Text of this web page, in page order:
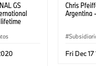
GS
Chris
Argentina
Fri Dec